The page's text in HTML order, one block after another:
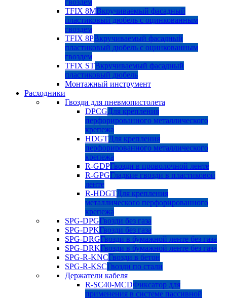
гвоздем
TFIX 8MВкручиваемый фасадный
пластиковый дюбель с оцинкованным
гвоздем
TFIX 8PВкручиваемый фасадный
пластиковый дюбель с оцинкованным
гвоздем
TFIX STВкручиваемый фасадный
пластиковый дюбель
Монтажный инструмент
Расходники
Гвозди для пневмопистолета
DPCGДля крепления
перфорированного металлического
крепежа
HDGTДля крепления
перфорированного металлического
крепежа
R-GDPГвозди в проволочной ленте
R-GPGГладкие гвозди в пластиковой
ленте
R-HDGTДля крепления
металлического перфорированного
крепежа
SPG-DPGГвозди без газа
SPG-DPKГвозди без газа
SPG-DRGГвозди в бумажной ленте без газа
SPG-DRKГвозди в бумажной ленте без газа
SPG-R-KNCГвозди в бетон
SPG-R-KSCГвозди по стали
Держатели кабеля
R-SC40-MCDФиксатор для
применения в системе пассивной